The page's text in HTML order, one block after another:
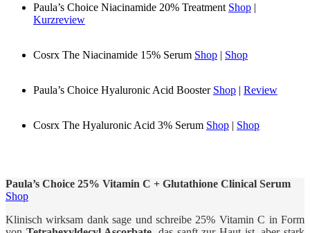
Paula’s Choice Niacinamide 20% Treatment Shop |
Kurzreview
Cosrx The Niacinamide 15% Serum Shop | Shop
Paula’s Choice Hyaluronic Acid Booster Shop | Review
Cosrx The Hyaluronic Acid 3% Serum Shop | Shop
Paula’s Choice 25% Vitamin C + Glutathione Clinical Serum
Shop
Klinisch wirksam dank sage und schreibe 25% Vitamin C in Form